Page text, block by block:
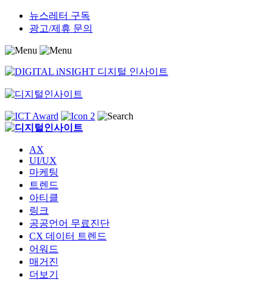
Skip
content
뉴스레터 구독
광고/제휴 문의
AX
UI/UX
마케팅
트렌드
아티클
링크
공공언어 무료진단
CX 데이터 트렌드
어워드
매거진
더보기